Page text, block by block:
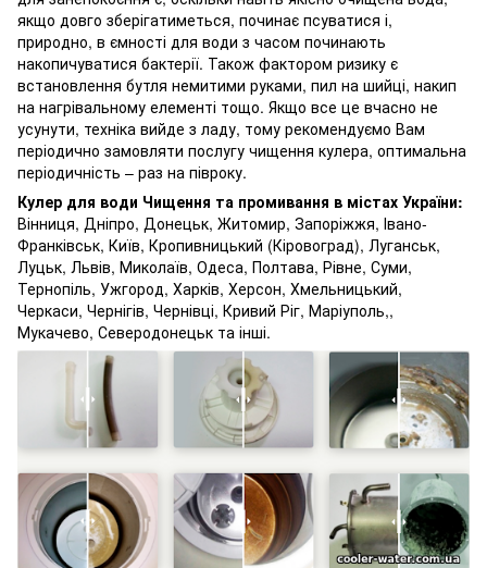
якщо довго зберігатиметься, починає псуватися і,
природно, в ємності для води з часом починають
накопичуватися бактерії. Також фактором ризику є
встановлення бутля немитими руками, пил на шийці, накип
на нагрівальному елементі тощо. Якщо все це вчасно не
усунути, техніка вийде з ладу, тому рекомендуємо Вам
періодично замовляти послугу чищення кулера, оптимальна
періодичність – раз на півроку.
Кулер для води Чищення та промивання в містах України:
Вінниця, Дніпро, Донецьк, Житомир, Запоріжжя, Івано-
Франківськ, Київ, Кропивницький (Кіровоград), Луганськ,
Луцьк, Львів, Миколаїв, Одеса, Полтава, Рівне, Суми,
Тернопіль, Ужгород, Харків, Херсон, Хмельницький,
Черкаси, Чернігів, Чернівці, Кривий Ріг, Маріуполь,,
Мукачево, Северодонецьк та інші.